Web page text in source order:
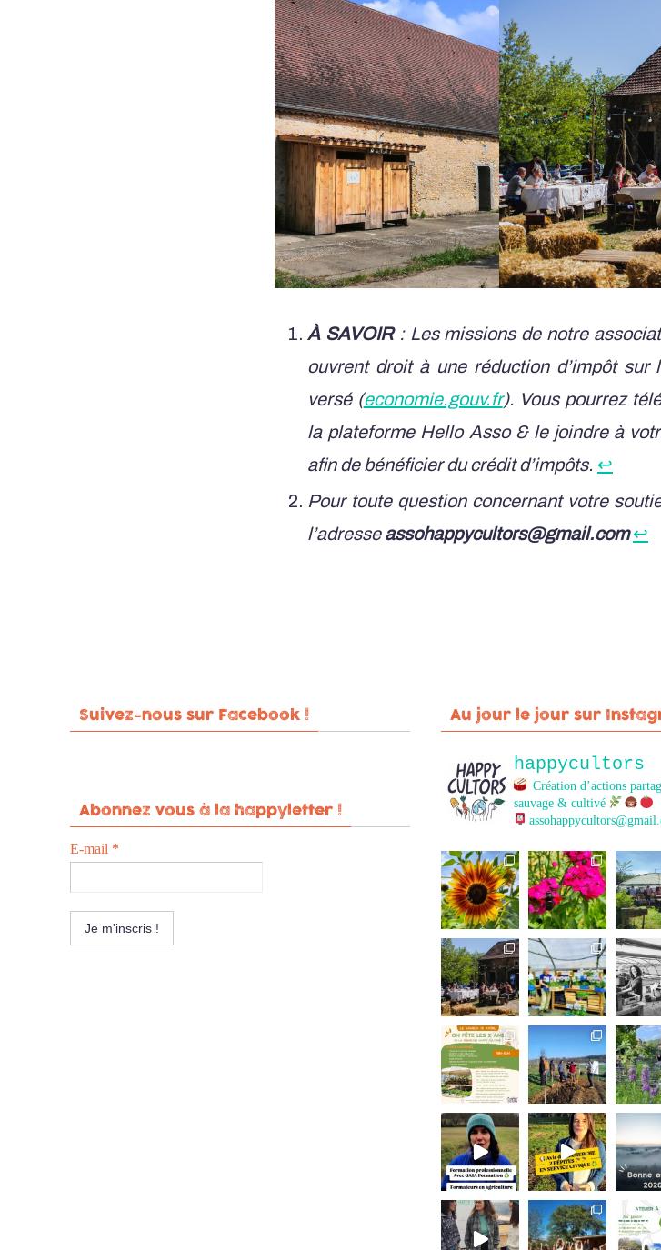
À SAVOIR: Les missions de notre
ouvrent droit à une réduction d’impôt
versé (economie.gouv.fr). Vous pourrez
la plateforme Hello Asso & le joindre à
afin de bénéficier du crédit d’impôts. ↩︎
Pour toute question concernant votre
l’adresseassohappycultors@gmail.com ↩︎
Suivez-nous sur Facebook !
Abonnez vous à la happyletter !
E-mail *
Au jour le jour sur
happycultors
Création d’actions
sauvage & cultivé